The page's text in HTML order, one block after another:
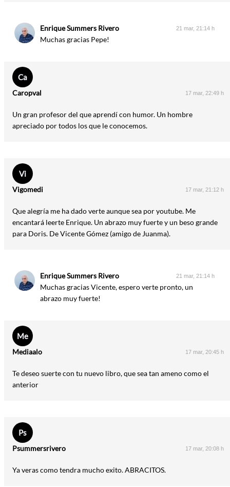
Enrique Summers Rivero 21 mar, 21:14 h
Muchas gracias Pepe!
Ca
Caropval 17 mar, 22:49 h
Un gran profesor del que aprendí con humor. Un hombre
apreciado por todos los que le conocemos.
Vi
Vigomedi 17 mar, 21:12 h
Que alegría me ha dado verte aunque sea por youtube. Me
encantará leerte Enrique. Un abrazo muy fuerte y un beso grande
para Doris. De Vicente Gómez (amigo de Juanma).
Enrique Summers Rivero 21 mar, 21:14 h
Muchas gracias Vicente, espero verte pronto, un
abrazo muy fuerte!
Me
Mediaalo 17 mar, 20:45 h
Te deseo suerte con tu nuevo libro, que sea tan ameno como el
anterior
Ps
Psummersrivero 17 mar, 20:08 h
Ya veras como tendra mucho exito. ABRACITOS.